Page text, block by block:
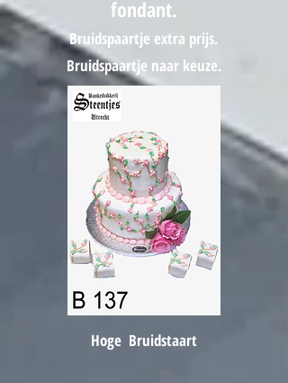
fondant.
Bruidspaartje extra prijs.
Bruidspaartje naar keuze.
Hoge Bruidstaart